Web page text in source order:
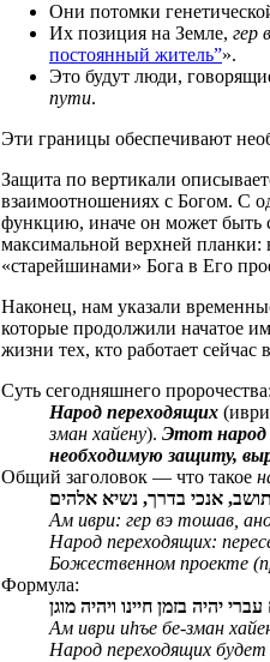
Они потомки
Их позиция на Земле, гер
постоянный житель”».
Это будут люди,
пути.
Эти границы обеспечивают
Защита по вертикали
взаимоотношениях с Богом. С
функцию, иначе он может быть
максимальной верхней планки:
«старейшинами» Бога в Его
Наконец, нам указали
которые продолжили начатое
жизни тех, кто работает сейчас
Суть сегодняшнего пророчества:
Народ переходящих
зман хайену). Этот народ
необходимую защиту,
Общий заголовок — что такое
אנכי בדרך, נשיא אלהים
Ам иври: гер вэ тошав,
Народ переходящих:
Божественном проекте
Формула:
יהיה בזמן חיינו ויהיה מוגן
Ам иври иhъе бе-зман
Народ переходящих